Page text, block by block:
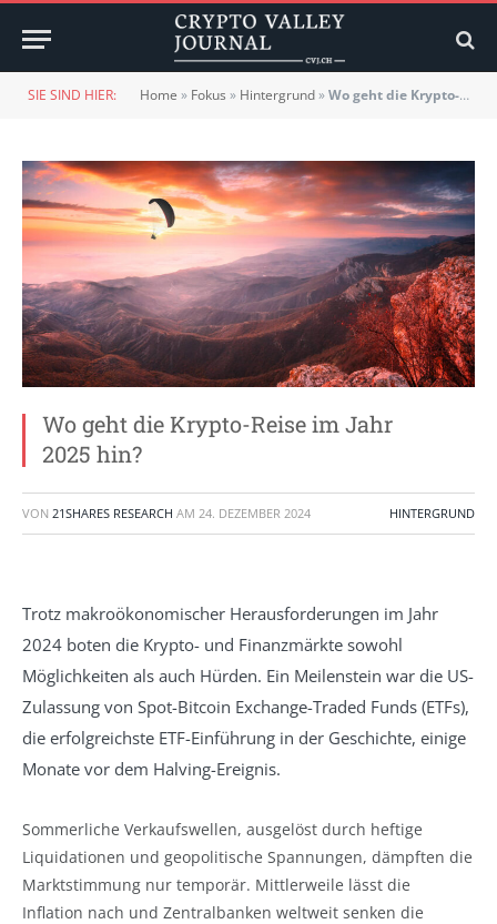
SIE SIND HIER: Home » Fokus » Hintergrund»Wo geht die Krypto-Reise im Jahr 2025 hin?
Wo geht die Krypto-Reise im Jahr
2025 hin?
VON 21SHARES RESEARCH AM 24. DEZEMBER 2024 HINTERGRUND
Trotz makroökonomischer Herausforderungen im Jahr
2024 boten die Krypto- und Finanzmärkte sowohl
Möglichkeiten als auch Hürden. Ein Meilenstein war die US-
Zulassung von Spot-Bitcoin Exchange-Traded Funds (ETFs),
die erfolgreichste ETF-Einführung in der Geschichte, einige
Monate vor dem Halving-Ereignis.
Sommerliche Verkaufswellen, ausgelöst durch heftige
Liquidationen und geopolitische Spannungen, dämpften die
Marktstimmung nur temporär. Mittlerweile lässt die
Inflation nach und Zentralbanken weltweit senken die